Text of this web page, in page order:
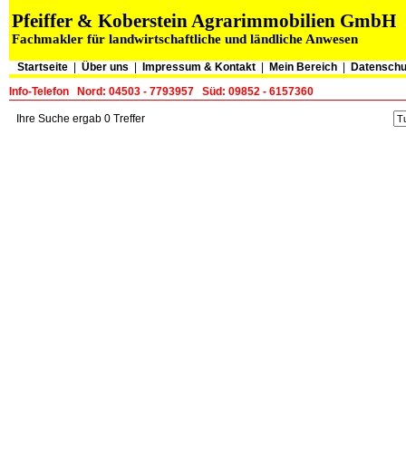
Pfeiffer & Koberstein Agrarimmobilien GmbH
Fachmakler für landwirtschaftliche und ländliche Anwesen
Startseite Über uns Impressum & Kontakt Mein Bereich
Info-Telefon
Nord: 04503 - 7793957 Süd: 09852 - 6157360
Ihre Suche ergab 0 Treffer